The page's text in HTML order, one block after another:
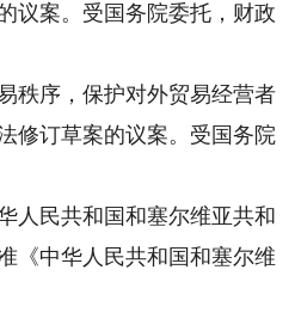
议案。受国务院委托，财政
序，保护对外贸易经营者
修订草案的议案。受国务院
民共和国和塞尔维亚共和
《中华人民共和国和塞尔维